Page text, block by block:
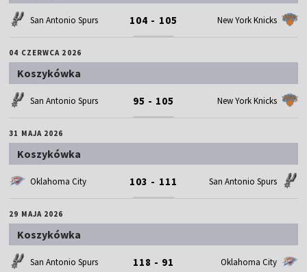
San Antonio Spurs 104 - 105 New York Knicks
04 CZERWCA 2026
Koszykówka
San Antonio Spurs 95 - 105 New York Knicks
31 MAJA 2026
Koszykówka
Oklahoma City 103 - 111 San Antonio Spurs
29 MAJA 2026
Koszykówka
San Antonio Spurs 118 - 91 Oklahoma City